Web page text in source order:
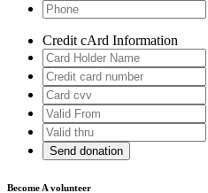
Credit cArd Information
Send donation
Become A volunteer